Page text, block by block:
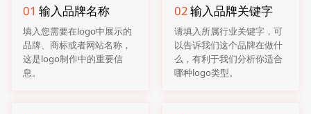
01 输入品牌名称
填入您需要在logo中展示的
品牌、商标或者网站名称，
这是logo制作中的重要信
息。
02输入品牌关键字
请填入所属行业关键字，可
以告诉我们这个品牌在做什
么，有利于我们分析你适合
哪种logo类型。